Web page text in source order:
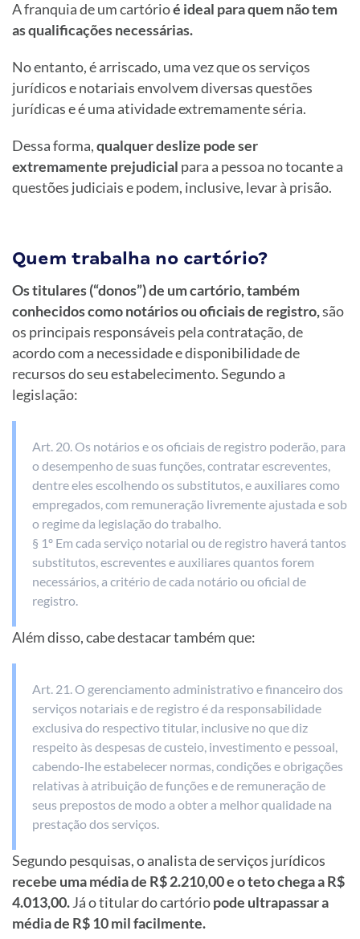
A franquia de um cartórioé ideal para quem não tem
as qualificações necessárias.
No entanto, é arriscado, uma vez que os serviços
jurídicos e notariais envolvem diversas questões
jurídicas e é uma atividade extremamente séria.
Dessa forma,qualquer deslize pode ser
extremamente prejudicial para a pessoa no tocante a
questões judiciais e podem, inclusive, levar à prisão.
Quem trabalha no cartório?
Os titulares (“donos”) de um cartório, também
conhecidos como notários ou oficiais de registro,são
os principais responsáveis pela contratação, de
acordo com a necessidade e disponibilidade de
recursos do seu estabelecimento. Segundo a
legislação:
Art. 20. Os notários e os oficiais de registro poderão, para
o desempenho de suas funções, contratar escreventes,
dentre eles escolhendo os substitutos, e auxiliares como
empregados, com remuneração livremente ajustada e sob
o regime da legislação do trabalho.
§ 1º Em cada serviço notarial ou de registro haverá tantos
substitutos, escreventes e auxiliares quantos forem
necessários, a critério de cada notário ou oficial de
registro.
Além disso, cabe destacar também que:
Art. 21. O gerenciamento administrativo e financeiro dos
serviços notariais e de registro é da responsabilidade
exclusiva do respectivo titular, inclusive no que diz
respeito às despesas de custeio, investimento e pessoal,
cabendo-lhe estabelecer normas, condições e obrigações
relativas à atribuição de funções e de remuneração de
seus prepostos de modo a obter a melhor qualidade na
prestação dos serviços.
Segundo pesquisas, o analista de serviços jurídicos
recebe uma média de R$ 2.210,00 e o teto chega a R$
4.013,00.Já o titular do cartóriopode ultrapassar a
média de R$ 10 mil facilmente.